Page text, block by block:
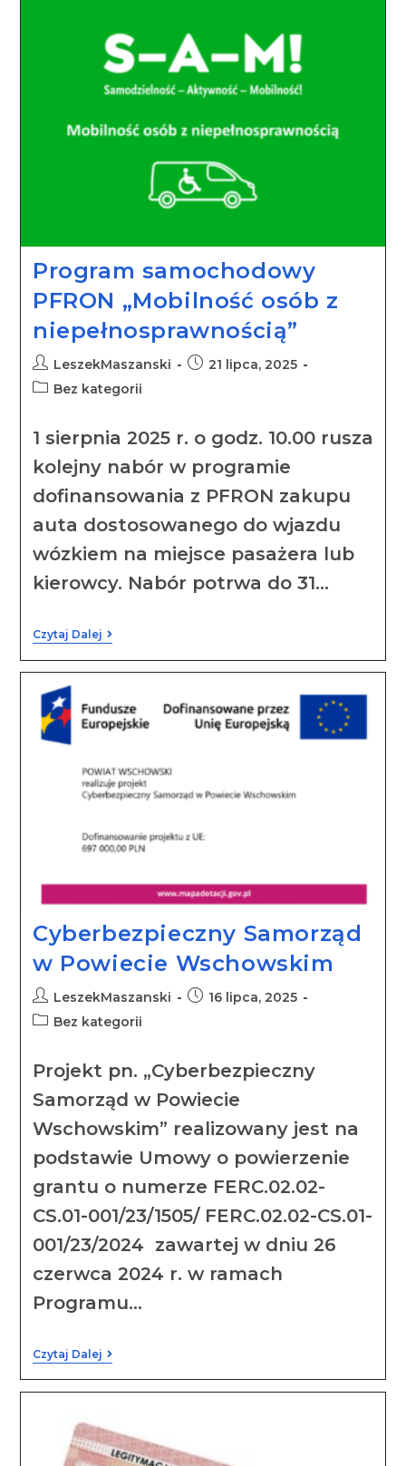
Program samochodowy
PFRON „Mobilność osób z
niepełnosprawnością”
LeszekMaszanski
21 lipca, 2025
Bez kategorii
1 sierpnia 2025 r. o godz. 10.00 rusza
kolejny nabór w programie
dofinansowania z PFRON zakupu
auta dostosowanego do wjazdu
wózkiem na miejsce pasażera lub
kierowcy. Nabór potrwa do 31…
Czytaj Dalej
Cyberbezpieczny Samorząd
w Powiecie Wschowskim
LeszekMaszanski
16 lipca, 2025
Bez kategorii
Projekt pn. „Cyberbezpieczny
Samorząd w Powiecie
Wschowskim” realizowany jest na
podstawie Umowy o powierzenie
grantu o numerze FERC.02.02-
CS.01-001/23/1505/ FERC.02.02-CS.01-
001/23/2024 zawartej w dniu 26
czerwca 2024 r. w ramach
Programu…
Czytaj Dalej